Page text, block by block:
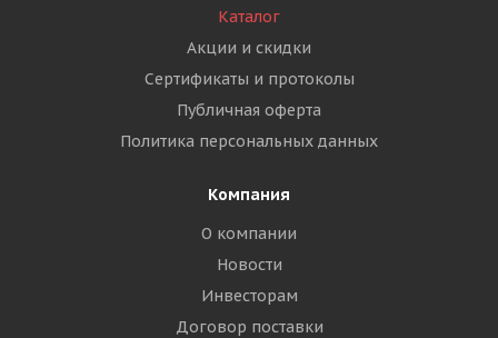
Каталог
Акции и скидки
Сертификаты и протоколы
Публичная оферта
Политика персональных данных
Компания
О компании
Новости
Инвесторам
Договор поставки